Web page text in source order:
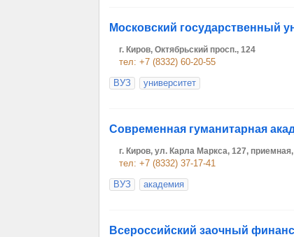
Московский государственный
г. Киров, Октябрьский просп., 124
тел: +7 (8332) 60-20-55
ВУЗ
университет
Современная гуманитарная
г. Киров, ул. Карла Маркса, 127,
тел: +7 (8332) 37-17-41
ВУЗ
академия
Всероссийский заочный